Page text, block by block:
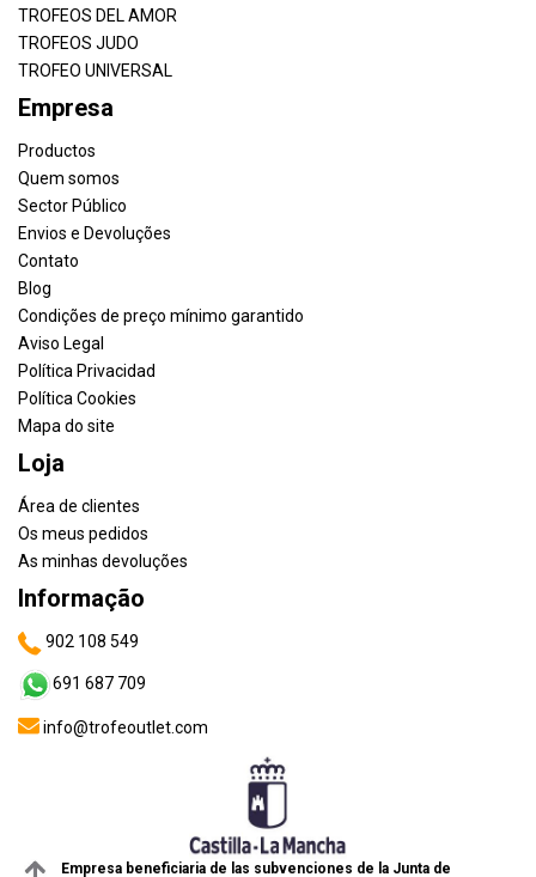
TROFEOS DEL AMOR
TROFEOS JUDO
TROFEO UNIVERSAL
Empresa
Productos
Quem somos
Sector Público
Envios e Devoluções
Contato
Blog
Condições de preço mínimo garantido
Aviso Legal
Política Privacidad
Política Cookies
Mapa do site
Loja
Área de clientes
Os meus pedidos
As minhas devoluções
Informação
902 108 549
691 687 709
info@trofeoutlet.com
Empresa beneficiaria de las subvenciones de la Junta de